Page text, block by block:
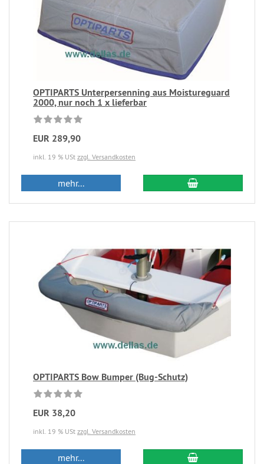
OPTIPARTS Unterpersenning aus Moistureguard
2000, nur noch 1 x lieferbar
EUR 289,90
inkl. 19 % USt zzgl. Versandkosten
mehr...
OPTIPARTS Bow Bumper (Bug-Schutz)
EUR 38,20
inkl. 19 % USt zzgl. Versandkosten
mehr...